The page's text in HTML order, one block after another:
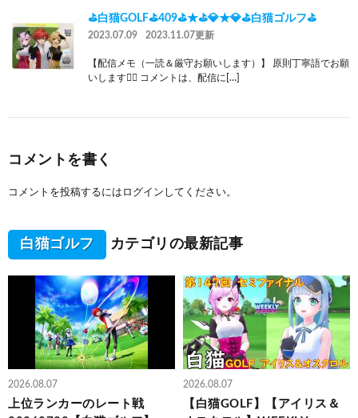
⛳白猫GOLF⛳409⛳★⛳💎★💎⛳白猫ゴルフ⛳
2023.07.09 2023.11.07更新
【配信メモ（一読＆厳守お願いします）】 原則丁寧語でお願
いします🙇‍♂️ コメントは、配信に[…]
コメントを書く
コメントを投稿するには ログイン してください。
白猫ゴルフ カテゴリの最新記事
2026.08.07
上位ランカーのレート戦
2026.08.07
【白猫GOLF】【アイリス＆